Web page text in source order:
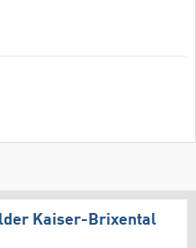
Kaiser-Brixental